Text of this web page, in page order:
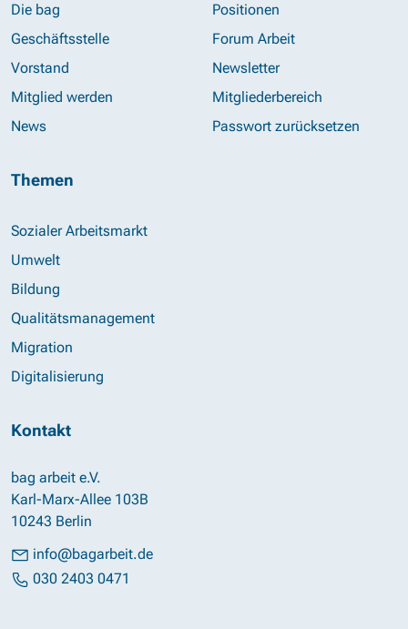
Die bag
Geschäftsstelle
Vorstand
Mitglied werden
News
Positionen
Forum Arbeit
Newsletter
Mitgliederbereich
Passwort zurücksetzen
Themen
Sozialer Arbeitsmarkt
Umwelt
Bildung
Qualitätsmanagement
Migration
Digitalisierung
Kontakt
bag arbeit e.V.
Karl-Marx-Allee 103B
10243 Berlin
info@bagarbeit.de
030 2403 0471